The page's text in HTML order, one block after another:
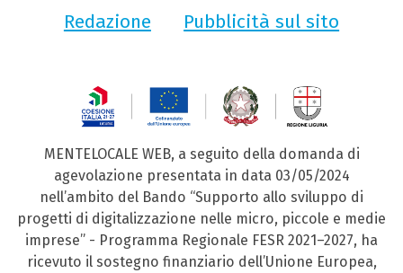
Redazione
Pubblicità sul sito
MENTELOCALE WEB, a seguito della domanda di
agevolazione presentata in data 03/05/2024
nell’ambito del Bando “Supporto allo sviluppo di
progetti di digitalizzazione nelle micro, piccole e medie
imprese” - Programma Regionale FESR 2021–2027, ha
ricevuto il sostegno finanziario dell’Unione Europea,